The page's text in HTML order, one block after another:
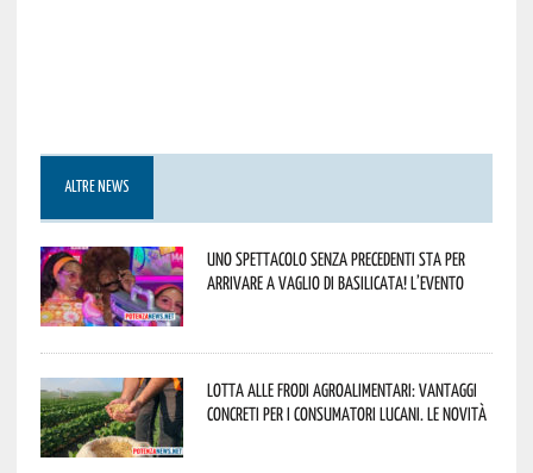
ALTRE NEWS
Uno spettacolo senza precedenti sta per
arrivare a Vaglio di Basilicata! L’evento
Lotta alle frodi agroalimentari: vantaggi
concreti per i consumatori lucani. Le novità